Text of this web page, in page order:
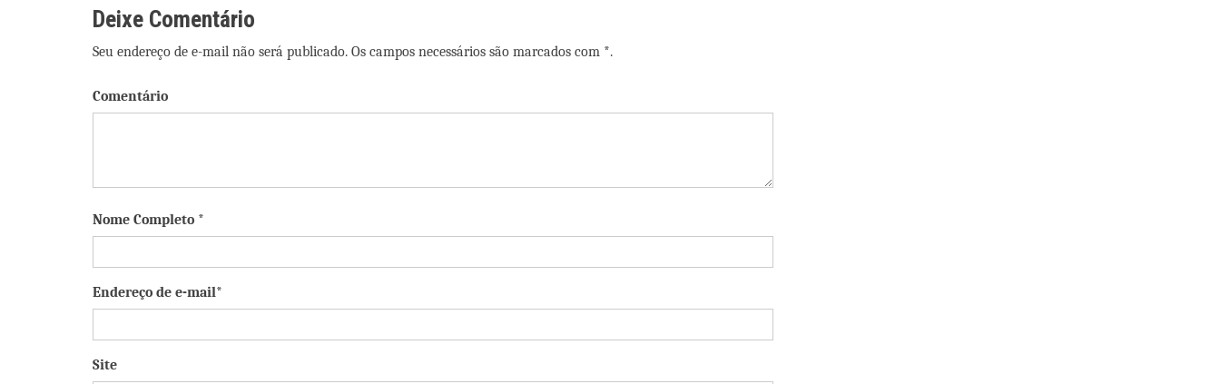
Deixe Comentário
Seu endereço de e-mail não será publicado. Os campos necessários são marcados com *.
Comentário
Nome Completo *
Endereço de e-mail*
Site